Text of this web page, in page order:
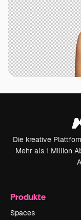
Die kreative
Mehr als 1 Million
Produkte
Spaces